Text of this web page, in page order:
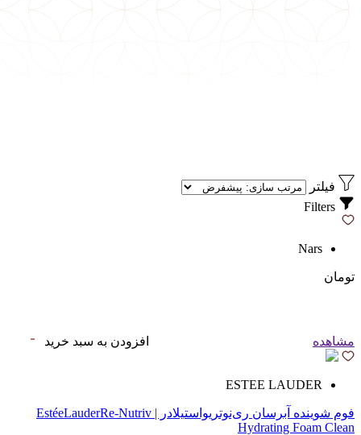
فیلتر
Nars
تومان
مشاهده افزودن به سبد خرید
ESTEE LAUDER
فوم شوینده آبرسان ری‌نوتریواستیلادر | EstéeLauderRe-Nutriv
Hydrating Foam Clean